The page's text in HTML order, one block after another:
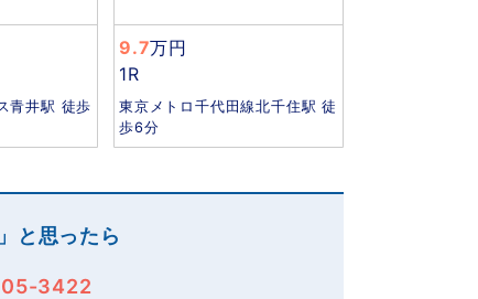
青井駅 徒歩
9.7万円
1R
東京メトロ千代田線北千住駅 徒
歩6分
と思ったら
3422